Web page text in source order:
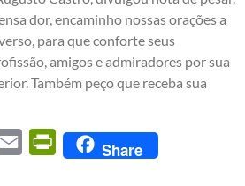
dor, encaminho nossas orações a
para que conforte seus
amigos e admiradores por sua
Também peço que receba sua
Email PrintFriendly
Share